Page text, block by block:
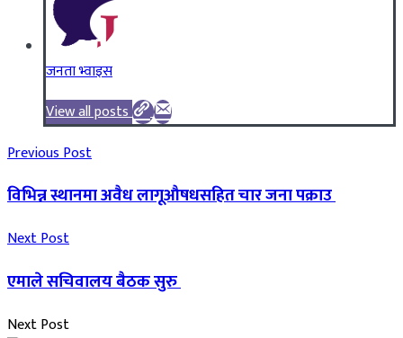
जनता भ्वाइस
View all posts
Previous Post
विभिन्न स्थानमा अवैध लागूऔषधसहित चार जना पक्राउ
Next Post
एमाले सचिवालय बैठक सुरु
Next Post